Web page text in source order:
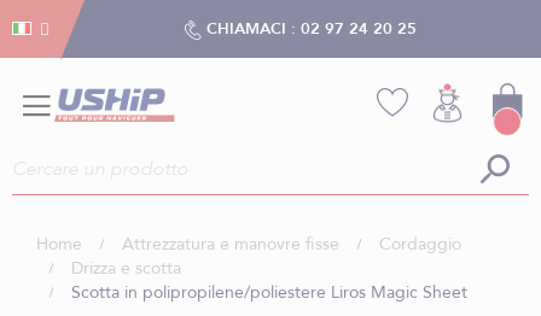
CHIAMACI : 02 97 24 20 25
Home Attrezzatura e manovre fisse
Cordaggio
Drizza e scotta
Scotta in polipropilene/poliestere Liros Magic Sheet
Gestion dei cookies
Gestion dei cookies